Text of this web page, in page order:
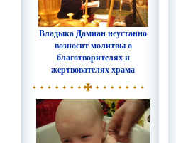
Владыка Дамиан неустанно
возносит молитвы о
благотворителях и
жертвователях храма